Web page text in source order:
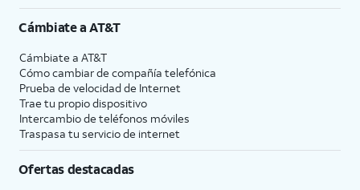
Cámbiate aAT&T
Cámbiate a AT&T
Cómo cambiar de compañía telefónica
Prueba de velocidad de Internet
Trae tu propio dispositivo
Intercambio de teléfonos móviles
Traspasa tu servicio de internet
Ofertas destacadas